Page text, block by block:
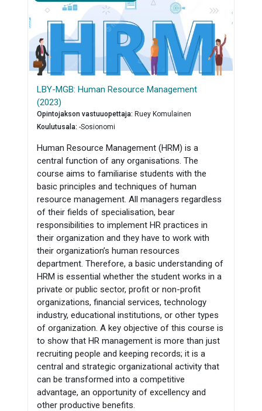
LBY-MGB: Human Resource Management
(2023)
Opintojakson vastuuopettaja: Ruey Komulainen
Koulutusala:-Sosionomi
Human Resource Management (HRM) is a
central function of any organisations. The
course aims to familiarise students with the
basic principles and techniques of human
resource management. All managers regardless
of their fields of specialisation, bear
responsibilities to implement HR practices in
their organization and they have to work with
their organization’s human resources
department. Therefore, a basic understanding of
HRM is essential whether the student works in a
private or public sector, profit or non-profit
organizations, financial services, technology
industry, educational institutions, or other types
of organization. A key objective of this course is
to show that HR management is more than just
recruiting people and keeping records; it is a
central and strategic organizational activity that
can be transformed into a competitive
advantage, an opportunity of excellency and
other productive benefits.